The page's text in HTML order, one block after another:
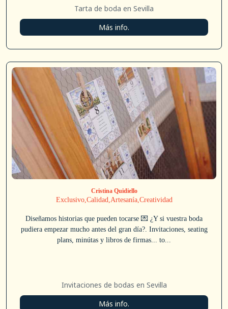
Tarta de boda en Sevilla
Más info.
Cristina Quidiello
Exclusivo,Calidad,Artesanía,Creatividad
Diseñamos historias que pueden tocarse 💌 ¿Y si vuestra boda
pudiera empezar mucho antes del gran día?. Invitaciones, seating
plans, minútas y libros de firmas... to...
Invitaciones de bodas en Sevilla
Más info.